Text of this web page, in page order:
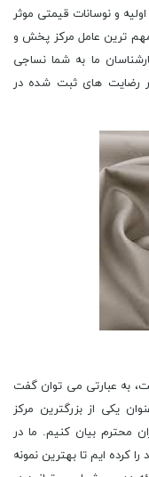
و نوسانات قیمتی موثر
ترین عامل مرکز پخش و
ما به شما نساجی
رضایت های ثبت شده در
به عبارتی می توان گفت
یکی از بزرگترین مرکز
محترم بیان کنیم. ما در
کرده ایم تا بهترین نمونه